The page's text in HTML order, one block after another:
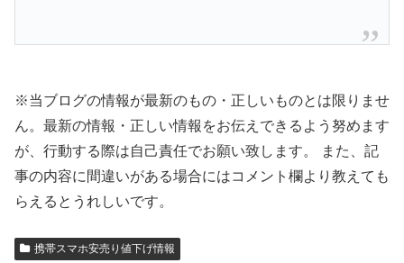
※当ブログの情報が最新のもの・正しいものとは限りませ
ん。最新の情報・正しい情報をお伝えできるよう努めます
が、行動する際は自己責任でお願い致します。 また、記
事の内容に間違いがある場合にはコメント欄より教えても
らえるとうれしいです。
携帯スマホ安売り値下げ情報